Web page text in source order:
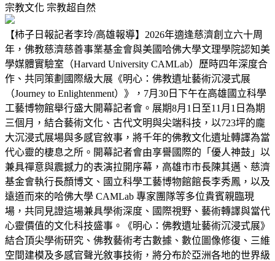
宗教文化 宗教超自然
【柿子日報記者李玲/高雄報導】2026年適逢慈濟創立六十周
年，佛教慈濟慈善事業基金會與美國哈佛大學文理學院認知美
學媒體實驗室（Harvard University CAMLab）歷時四年深度合
作、共同策劃國際級大展《明心：佛教遺址藝術沉浸式展
（Journey to Enlightenment）》，7月30日下午在高雄國立科學
工藝博物館舉行盛大開幕記者會。展期8月1日至11月1日為期
三個月，結合藝術文化、古代文明與尖端科技，以723坪的龐
大沉浸式展場與多感官敘事，將千年的佛教文化遺址轉譯為當
代心靈的棲息之所。開幕記者會由享譽國際的「優人神鼓」以
兼具禪意與震撼力的表演拉開序幕，高雄市市長陳其邁、慈濟
基金會執行長顏博文、國立科學工藝博物館館長李秀鳳，以及
遠道而來的哈佛大學 CAMLab 專家團隊等多位貴賓親臨現
場，共同見證這場兼具學術深度、國際視野、藝術轉譯與當代
心靈價值的文化科技盛事。《明心：佛教遺址藝術沉浸式展》
結合頂尖學術研究、佛教藝術考古數據、數位圖像修復、三維
空間建模及多感官聲光敘事技術，將分布於亞洲各地的世界級